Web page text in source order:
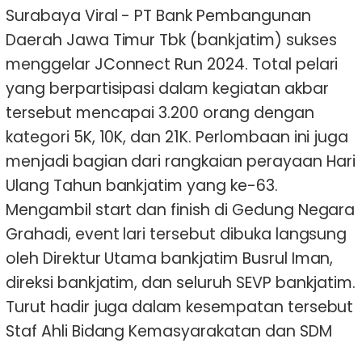
Surabaya Viral - PT Bank Pembangunan
Daerah Jawa Timur Tbk (bankjatim) sukses
menggelar JConnect Run 2024. Total pelari
yang berpartisipasi dalam kegiatan akbar
tersebut mencapai 3.200 orang dengan
kategori 5K, 10K, dan 21K. Perlombaan ini juga
menjadi bagian dari rangkaian perayaan Hari
Ulang Tahun bankjatim yang ke-63.
Mengambil start dan finish di Gedung Negara
Grahadi, event lari tersebut dibuka langsung
oleh Direktur Utama bankjatim Busrul Iman,
direksi bankjatim, dan seluruh SEVP bankjatim.
Turut hadir juga dalam kesempatan tersebut
Staf Ahli Bidang Kemasyarakatan dan SDM